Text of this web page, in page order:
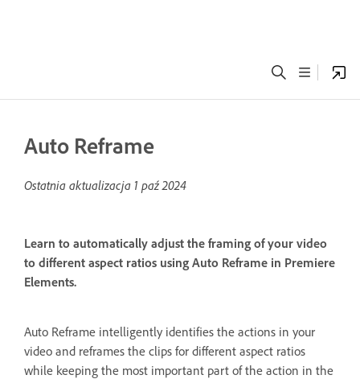
Auto Reframe
Ostatnia aktualizacja 1 paź 2024
Learn to automatically adjust the framing of your video
to different aspect ratios using Auto Reframe in Premiere
Elements.
Auto Reframe intelligently identifies the actions in your
video and reframes the clips for different aspect ratios
while keeping the most important part of the action in the